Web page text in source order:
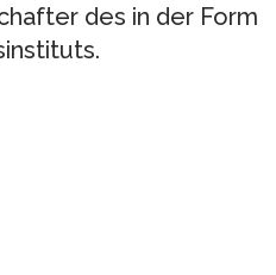
des in der Form